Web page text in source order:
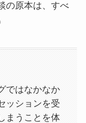
の原本は、すべ
ではなかなか
ッションを受
まうことを体